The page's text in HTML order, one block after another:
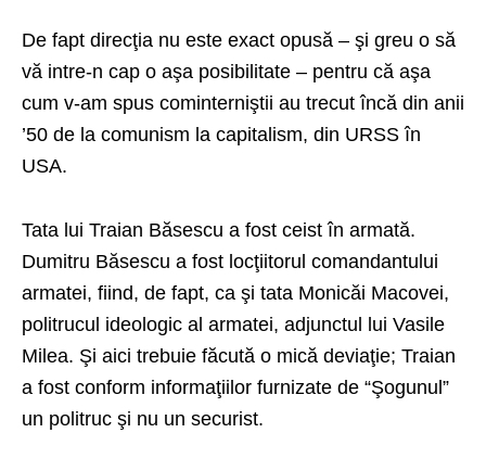
De fapt direcţia nu este exact opusă – şi greu o să
vă intre-n cap o aşa posibilitate – pentru că aşa
cum v-am spus cominterniştii au trecut încă din anii
’50 de la comunism la capitalism, din URSS în
USA.
Tata lui Traian Băsescu a fost ceist în armată.
Dumitru Băsescu a fost locţiitorul comandantului
armatei, fiind, de fapt, ca şi tata Monicăi Macovei,
politrucul ideologic al armatei, adjunctul lui Vasile
Milea. Şi aici trebuie făcută o mică deviaţie; Traian
a fost conform informaţiilor furnizate de “Şogunul”
un politruc şi nu un securist.